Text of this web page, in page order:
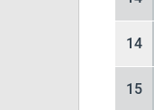
14
15